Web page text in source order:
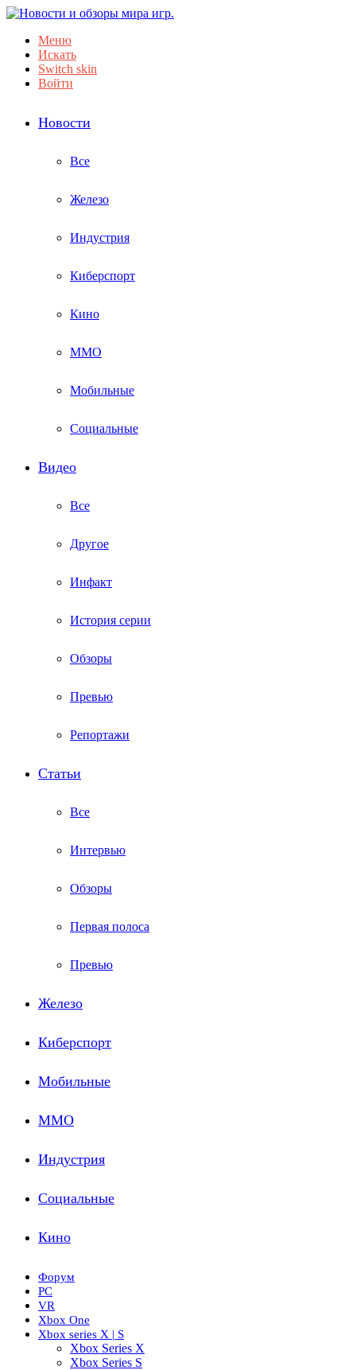
Меню
Искать
Switch skin
Войти
Новости
Все
Железо
Индустрия
Киберспорт
Кино
ММО
Мобильные
Социальные
Видео
Все
Другое
Инфакт
История серии
Обзоры
Превью
Репортажи
Статьи
Все
Интервью
Обзоры
Первая полоса
Превью
Железо
Киберспорт
Мобильные
ММО
Индустрия
Социальные
Кино
Форум
PC
VR
Xbox One
Xbox series X | S
Xbox Series X
Xbox Series S